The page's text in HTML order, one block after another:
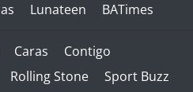
Lunateen BATimes
Caras
Contigo
Rolling Stone
Sport Buzz